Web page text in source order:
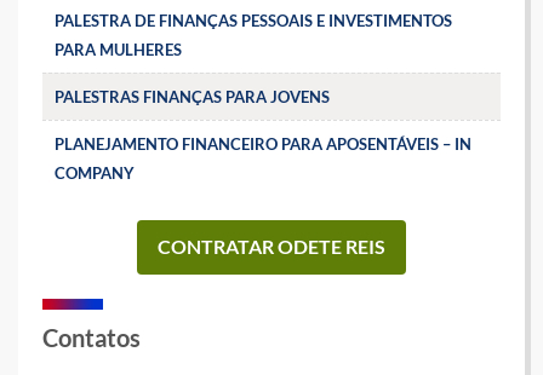
PALESTRA DE FINANÇAS PESSOAIS E INVESTIMENTOS
PARA MULHERES
PALESTRAS FINANÇAS PARA JOVENS
PLANEJAMENTO FINANCEIRO PARA APOSENTÁVEIS – IN
COMPANY
CONTRATAR ODETE REIS
Contatos